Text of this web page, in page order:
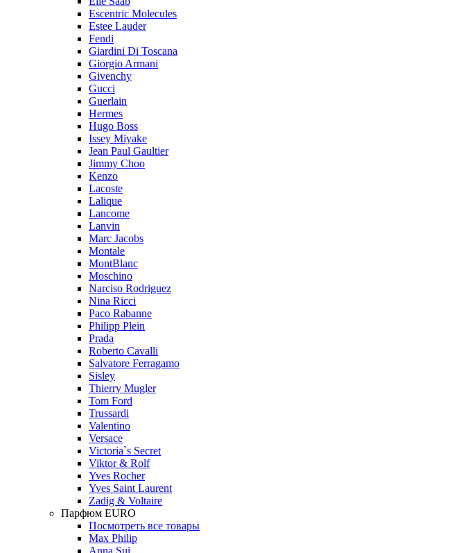
Escentric Molecules
Estee Lauder
Fendi
Giardini Di Toscana
Giorgio Armani
Givenchy
Gucci
Guerlain
Hermes
Hugo Boss
Issey Miyake
Jean Paul Gaultier
Jimmy Choo
Kenzo
Lacoste
Lalique
Lancome
Lanvin
Marc Jacobs
Montale
MontBlanc
Moschino
Narciso Rodriguez
Nina Ricci
Paco Rabanne
Philipp Plein
Prada
Roberto Cavalli
Salvatore Ferragamo
Sisley
Thierry Mugler
Tom Ford
Trussardi
Valentino
Versace
Victoria`s Secret
Viktor & Rolf
Yves Rocher
Yves Saint Laurent
Zadig & Voltaire
Парфюм EURO
Посмотреть все товары
Max Philip
Anna Sui